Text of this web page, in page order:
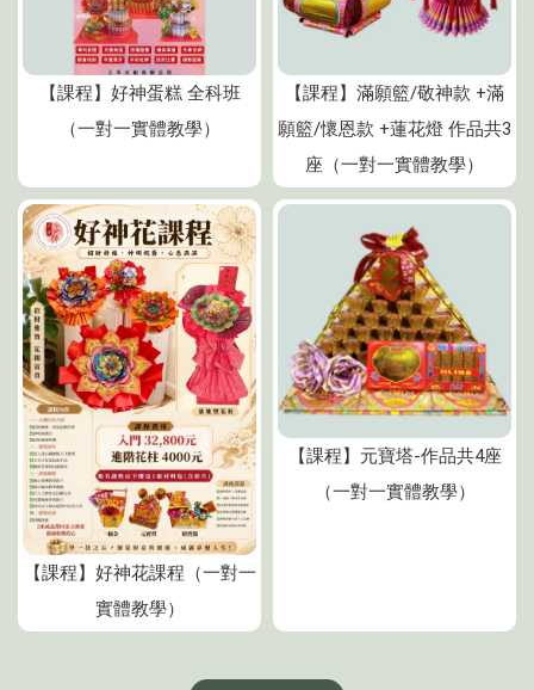
【課程】好神蛋糕 全科班
（一對一實體教學）
【課程】滿願籃/敬神款 +滿
願籃/懷恩款 +蓮花燈 作品共3
座（一對一實體教學）
【課程】好神花課程（一對一
實體教學）
【課程】元寶塔-作品共4座
（一對一實體教學）